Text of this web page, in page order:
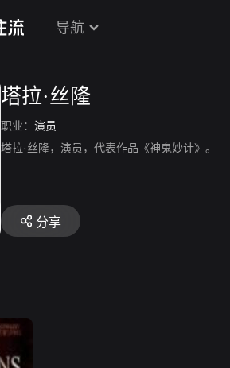
导航
塔拉·丝隆
职业： 演员
塔拉·丝隆，演员，代表作品《神鬼妙计》。
分享